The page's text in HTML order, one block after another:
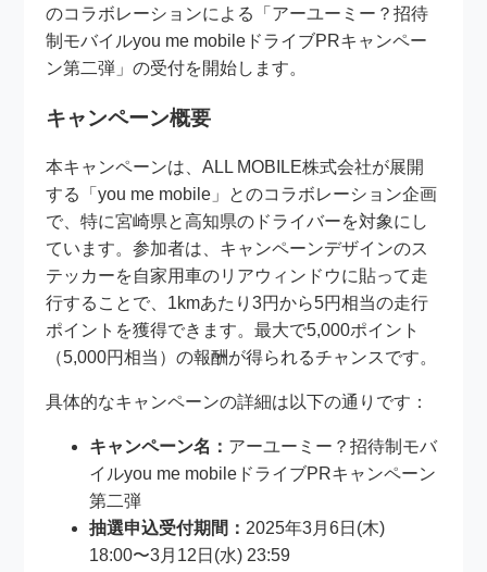
のコラボレーションによる「アーユーミー？招待
制モバイルyou me mobileドライブPRキャンペー
ン第二弾」の受付を開始します。
キャンペーン概要
本キャンペーンは、ALL MOBILE株式会社が展開
する「you me mobile」とのコラボレーション企画
で、特に宮崎県と高知県のドライバーを対象にし
ています。参加者は、キャンペーンデザインのス
テッカーを自家用車のリアウィンドウに貼って走
行することで、1kmあたり3円から5円相当の走行
ポイントを獲得できます。最大で5,000ポイント
（5,000円相当）の報酬が得られるチャンスです。
具体的なキャンペーンの詳細は以下の通りです：
キャンペーン名： アーユーミー？招待制モバ
イルyou me mobileドライブPRキャンペーン
第二弾
抽選申込受付期間：2025年3月6日(木)
18:00〜3月12日(水) 23:59